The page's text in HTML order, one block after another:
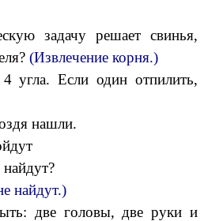
задачу решает свинья,
(Извлечение корня.)
угла. Если один отпилить,
нашли.
найдут.)
две головы, две руки и